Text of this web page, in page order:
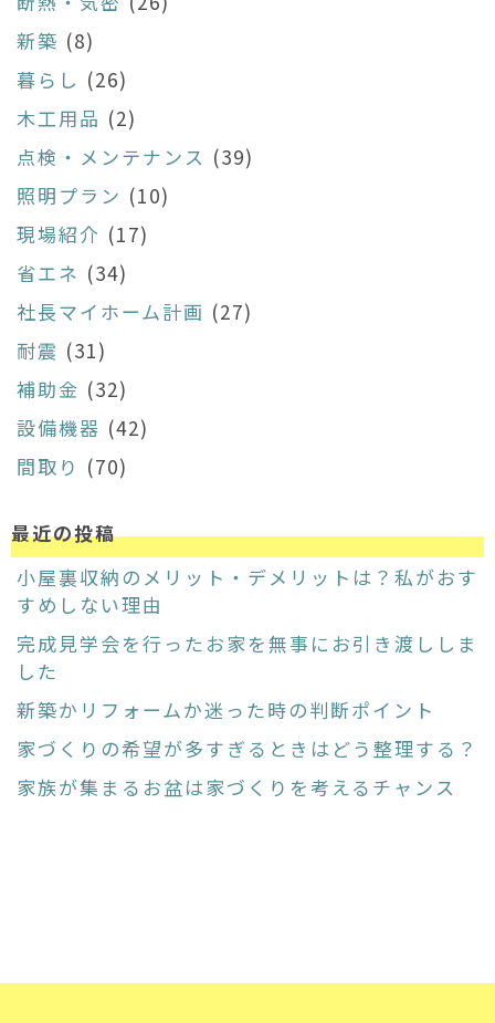
新築 (8)
暮らし (26)
木工用品 (2)
点検・メンテナンス (39)
照明プラン (10)
現場紹介 (17)
省エネ (34)
社長マイホーム計画 (27)
耐震 (31)
補助金 (32)
設備機器 (42)
間取り (70)
最近の投稿
小屋裏収納のメリット・デメリットは？私がおす
すめしない理由
完成見学会を行ったお家を無事にお引き渡ししま
した
新築かリフォームか迷った時の判断ポイント
家づくりの希望が多すぎるときはどう整理する？
家族が集まるお盆は家づくりを考えるチャンス